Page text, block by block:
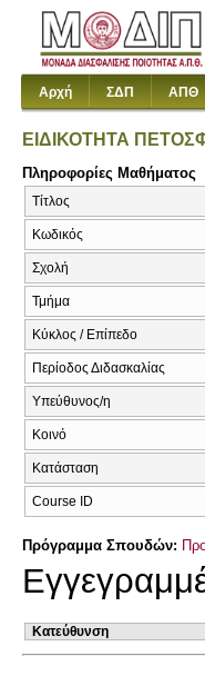
Αρχή ΣΔΠ ΑΠΘ
ΕΙΔΙΚΟΤΗΤΑ
Πληροφορίες Μαθήματος
Τίτλος
Κωδικός
Σχολή
Τμήμα
Κύκλος / Επίπεδο
Περίοδος Διδασκαλίας
Υπεύθυνος/η
Κοινό
Κατάσταση
Course ID
Πρόγραμμα Σπουδών:
Κατεύθυνση